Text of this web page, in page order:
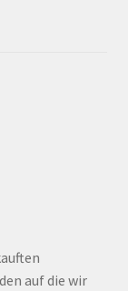
auf die wir